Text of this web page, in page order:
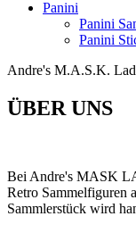
Panini
Panini
Panini
Andre's M.A.S.K.
ÜBER UNS
Bei Andre's MASK
Retro Sammelfiguren
Sammlerstück wird